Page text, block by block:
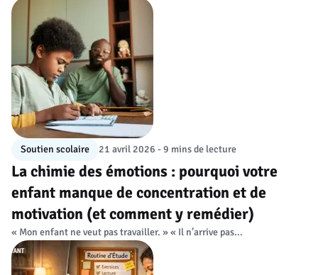
Soutien scolaire 21 avril 2026 - 9 mins de lecture
La chimie des émotions : pourquoi votre
enfant manque de concentration et de
motivation (et comment y remédier)
« Mon enfant ne veut pas travailler. » « Il n’arrive pas...